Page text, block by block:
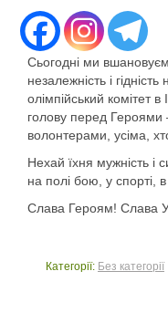
Сьогодні ми
незалежність і
олімпійський комітет в
голову перед
волонтерами, усіма,
Нехай їхня мужність
на полі бою, у спорті, в
Слава Героям! Слава
Категорії: Без категорії